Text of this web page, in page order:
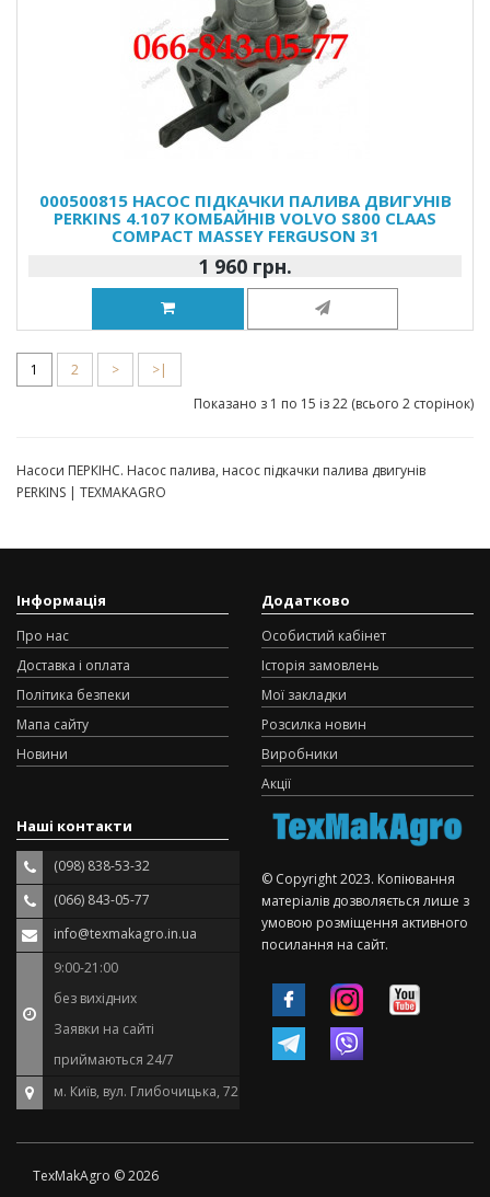
000500815 НАСОС ПІДКАЧКИ ПАЛИВА ДВИГУНІВ
PERKINS 4.107 КОМБАЙНІВ VOLVO S800 CLAAS
COMPACT MASSEY FERGUSON 31
1 960 грн.
1 2 >
>|
Показано з 1 по 15 із 22 (всього 2 сторінок)
Насоси ПЕРКІНС. Насос палива, насос підкачки палива двигунів
PERKINS | TEXMAKAGRO
Інформація
Про нас
Доставка і оплата
Політика безпеки
Мапа сайту
Новини
Додатково
Особистий кабінет
Історія замовлень
Мої закладки
Розсилка новин
Виробники
Акції
Наші контакти
(098) 838-53-32
(066) 843-05-77
info@texmakagro.in.ua
9:00-21:00
без вихідних
Заявки на сайті
приймаються 24/7
м. Київ, вул. Глибочицька, 72
© Copyright 2023. Копіювання
матеріалів дозволяється лише з
умовою розміщення активного
посилання на сайт.
TexMakAgro © 2026